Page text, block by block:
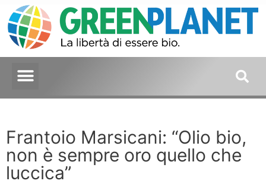
Frantoio Marsicani: “Olio bio,
non è sempre oro quello che
luccica”